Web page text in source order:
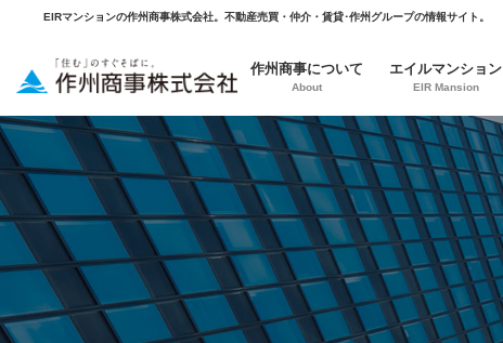
EIRマンションの作州商事株式会社。不動産売買・仲介・賃貸･作州グループの情報サイト。
作州商事について
About
エイルマンション
EIR Mansion